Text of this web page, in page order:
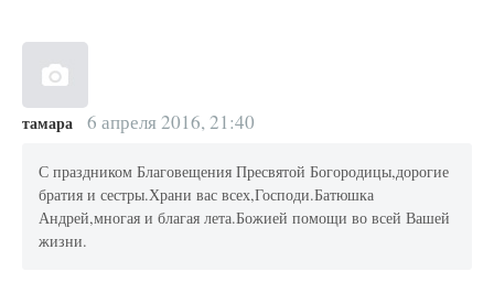
тамара 6 апреля 2016, 21:40
С праздником Благовещения Пресвятой Богородицы,дорогие
братия и сестры.Храни вас всех,Господи.Батюшка
Андрей,многая и благая лета.Божией помощи во всей Вашей
жизни.